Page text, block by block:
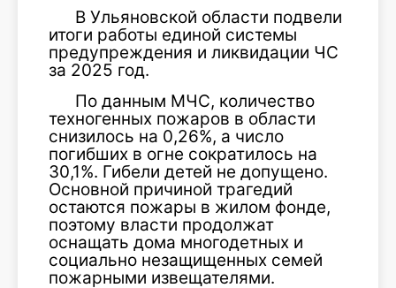
В Ульяновской области подвели
итоги работы единой системы
предупреждения и ликвидации ЧС
за 2025 год.
По данным МЧС, количество
техногенных пожаров в области
снизилось на 0,26%, а число
погибших в огне сократилось на
30,1%. Гибели детей не допущено.
Основной причиной трагедий
остаются пожары в жилом фонде,
поэтому власти продолжат
оснащать дома многодетных и
социально незащищенных семей
пожарными извещателями.